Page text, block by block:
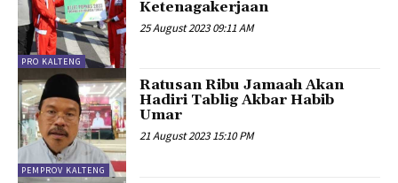
PRO KALTENG
Ketenagakerjaan
25 August 2023 09:11 AM
PEMPROV KALTENG
Ratusan Ribu Jamaah Akan
Hadiri Tablig Akbar Habib
Umar
21 August 2023 15:10 PM